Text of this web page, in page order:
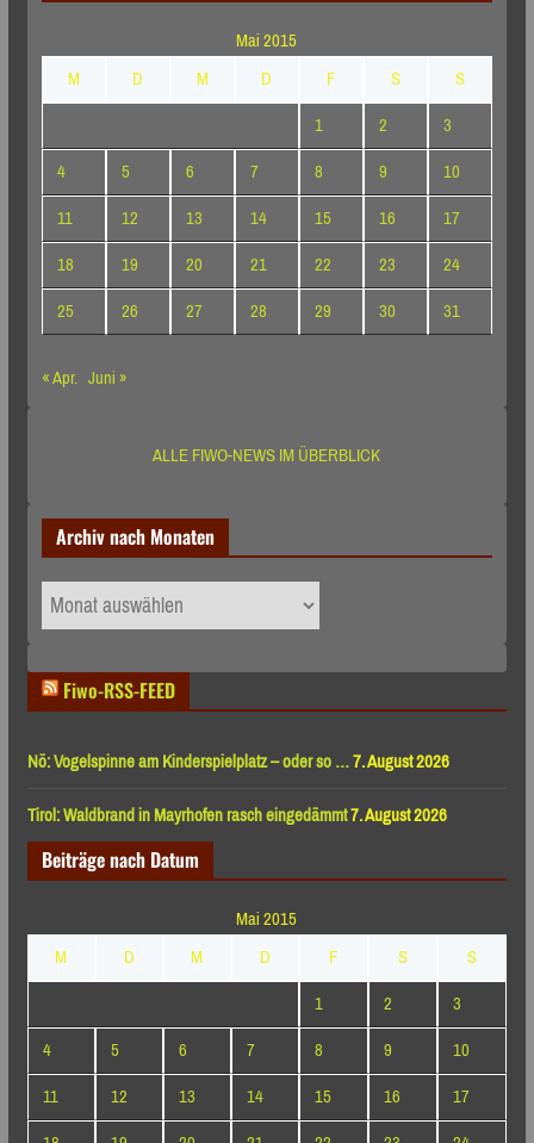
Mai 2015
M
D M D F S
S
1
2
3
4
5 6 7 8 9
10
11
12 13 14 15 16
17
18
19 20 21 22 23
24
25
26 27 28 29 30
31
« Apr. Juni »
ALLE FIWO-NEWS IM ÜBERBLICK
Archiv nach Monaten
Archiv
nach
Fiwo-RSS-FEED
Nö: Vogelspinne am Kinderspielplatz – oder so …7. August 2026
Tirol: Waldbrand in Mayrhofen rasch eingedämmt7. August 2026
Beiträge nach Datum
Mai 2015
M
D M D F S
S
1
2
3
4
5 6 7 8 9
10
11
12 13 14 15 16
17